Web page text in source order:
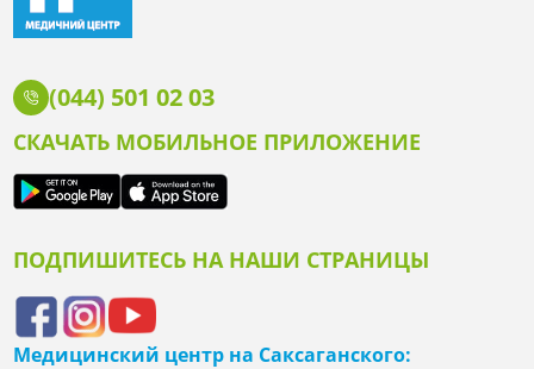
(044) 501 02 03
СКАЧАТЬ МОБИЛЬНОЕ ПРИЛОЖЕНИЕ
ПОДПИШИТЕСЬ НА НАШИ СТРАНИЦЫ
Медицинский центр на Саксаганского: